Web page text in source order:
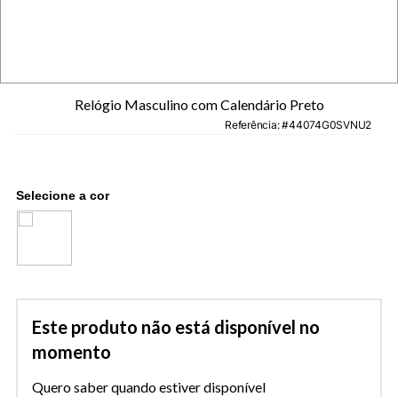
Relógio Masculino com Calendário Preto
Referência: 44074G0SVNU2
Este produto não está disponível no
momento
Quero saber quando estiver disponível